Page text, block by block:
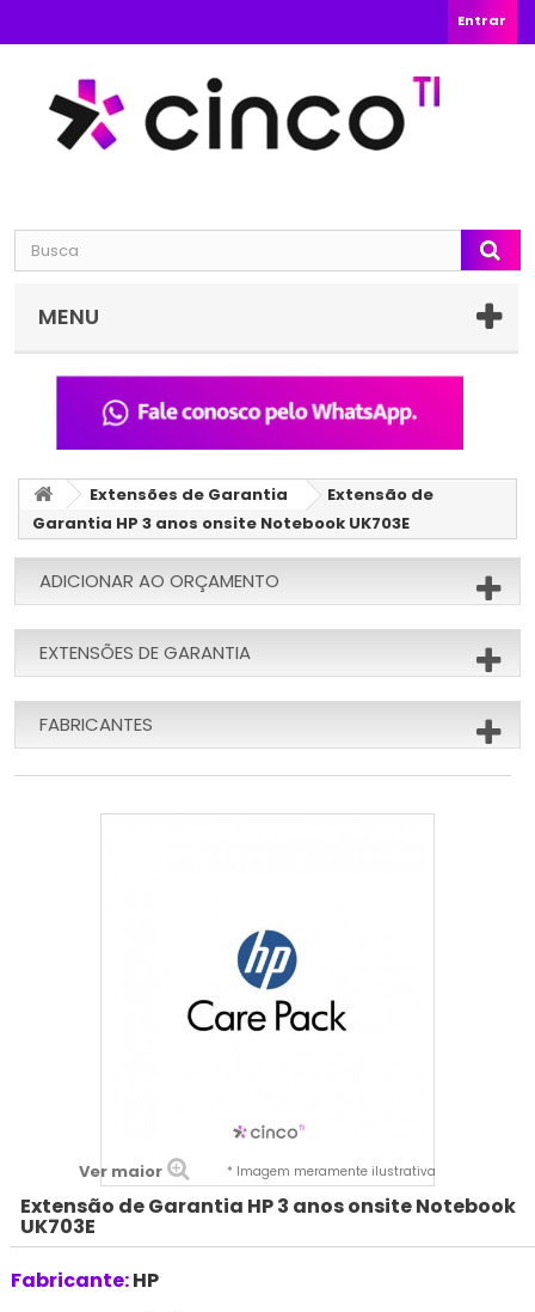
Entrar
MENU
Extensões de Garantia
Extensão de
Garantia HP 3 anos onsite Notebook UK703E
ADICIONAR AO ORÇAMENTO
EXTENSÕES DE GARANTIA
FABRICANTES
Ver maior * Imagem meramente ilustrativa
Extensão de Garantia HP 3 anos onsite Notebook
UK703E
Fabricante:HP